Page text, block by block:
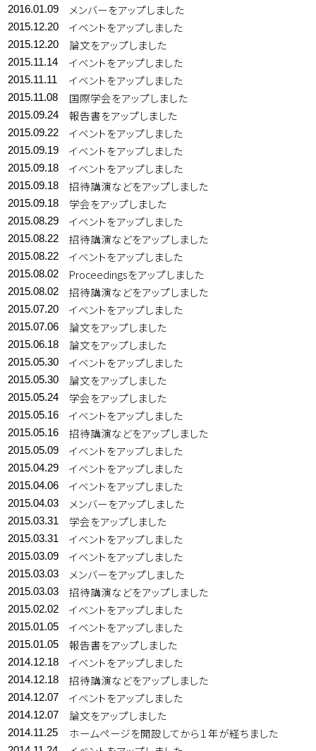
2016.01.09 メンバーをアップしました
2015.12.20 イベントをアップしました
2015.12.20 論文をアップしました
2015.11.14 イベントをアップしました
2015.11.11 イベントをアップしました
2015.11.08 国際学会をアップしました
2015.09.24 報告書をアップしました
2015.09.22 イベントをアップしました
2015.09.19 イベントをアップしました
2015.09.18 イベントをアップしました
2015.09.18 招待講演などをアップしました
2015.09.18 学会をアップしました
2015.08.29 イベントをアップしました
2015.08.22 招待講演などをアップしました
2015.08.22 イベントをアップしました
2015.08.02 Proceedingsをアップしました
2015.08.02 招待講演などをアップしました
2015.07.20 イベントをアップしました
2015.07.06 論文をアップしました
2015.06.18 論文をアップしました
2015.05.30 イベントをアップしました
2015.05.30 論文をアップしました
2015.05.24 学会をアップしました
2015.05.16 イベントをアップしました
2015.05.16 招待講演などをアップしました
2015.05.09 イベントをアップしました
2015.04.29 イベントをアップしました
2015.04.06 イベントをアップしました
2015.04.03 メンバーをアップしました
2015.03.31 学会をアップしました
2015.03.31 イベントをアップしました
2015.03.09 イベントをアップしました
2015.03.03 メンバーをアップしました
2015.03.03 招待講演などをアップしました
2015.02.02 イベントをアップしました
2015.01.05 イベントをアップしました
2015.01.05 報告書をアップしました
2014.12.18 イベントをアップしました
2014.12.18 招待講演などをアップしました
2014.12.07 イベントをアップしました
2014.12.07 論文をアップしました
2014.11.25 ホームページを開設してから１年が経ちました